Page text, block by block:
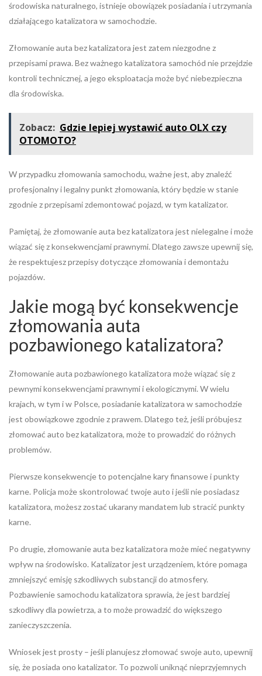
środowiska naturalnego, istnieje obowiązek posiadania i utrzymania
działającego katalizatora w samochodzie.
Złomowanie auta bez katalizatora jest zatem niezgodne z
przepisami prawa. Bez ważnego katalizatora samochód nie przejdzie
kontroli technicznej, a jego eksploatacja może być niebezpieczna
dla środowiska.
Zobacz: Gdzie lepiej wystawić auto OLX czy
OTOMOTO?
W przypadku złomowania samochodu, ważne jest, aby znaleźć
profesjonalny i legalny punkt złomowania, który będzie w stanie
zgodnie z przepisami zdemontować pojazd, w tym katalizator.
Pamiętaj, że złomowanie auta bez katalizatora jest nielegalne i może
wiązać się z konsekwencjami prawnymi. Dlatego zawsze upewnij się,
że respektujesz przepisy dotyczące złomowania i demontażu
pojazdów.
Jakie mogą być konsekwencje
złomowania auta
pozbawionego katalizatora?
Złomowanie auta pozbawionego katalizatora może wiązać się z
pewnymi konsekwencjami prawnymi i ekologicznymi. W wielu
krajach, w tym i w Polsce, posiadanie katalizatora w samochodzie
jest obowiązkowe zgodnie z prawem. Dlatego też, jeśli próbujesz
złomować auto bez katalizatora, może to prowadzić do różnych
problemów.
Pierwsze konsekwencje to potencjalne kary finansowe i punkty
karne. Policja może skontrolować twoje auto i jeśli nie posiadasz
katalizatora, możesz zostać ukarany mandatem lub stracić punkty
karne.
Po drugie, złomowanie auta bez katalizatora może mieć negatywny
wpływ na środowisko. Katalizator jest urządzeniem, które pomaga
zmniejszyć emisję szkodliwych substancji do atmosfery.
Pozbawienie samochodu katalizatora sprawia, że jest bardziej
szkodliwy dla powietrza, a to może prowadzić do większego
zanieczyszczenia.
Wniosek jest prosty – jeśli planujesz złomować swoje auto, upewnij
się, że posiada ono katalizator. To pozwoli uniknąć nieprzyjemnych